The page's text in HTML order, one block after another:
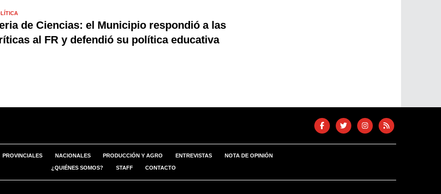
de Ciencias: el Municipio respondió a las
al FR y defendió su política educativa
PROVINCIALES NACIONALES PRODUCCIÓN Y AGRO ENTREVISTAS NOTA DE OPINIÓN
¿QUIÉNES SOMOS? STAFF CONTACTO